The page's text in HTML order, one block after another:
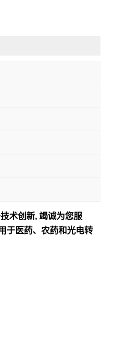
术创新, 竭诚为您服
于医药、农药和光电转